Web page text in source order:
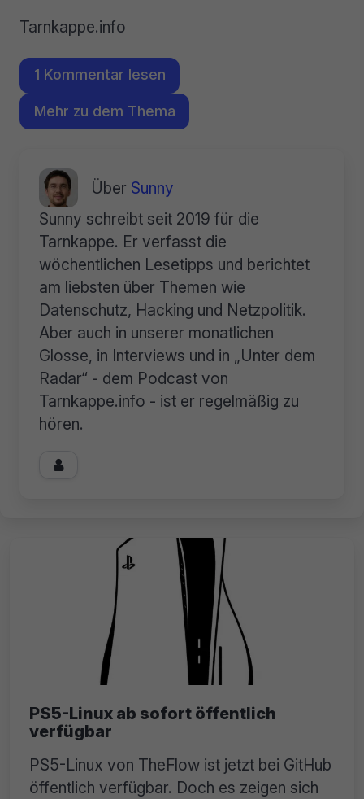
Tarnkappe.info
1 Kommentar lesen
Mehr zu dem Thema
Über Sunny
Sunny schreibt seit 2019 für die
Tarnkappe. Er verfasst die
wöchentlichen Lesetipps und berichtet
am liebsten über Themen wie
Datenschutz, Hacking und Netzpolitik.
Aber auch in unserer monatlichen
Glosse, in Interviews und in „Unter dem
Radar“ - dem Podcast von
Tarnkappe.info - ist er regelmäßig zu
hören.

PS5-Linux ab sofort öffentlich
verfügbar
PS5-Linux von TheFlow ist jetzt bei GitHub
öffentlich verfügbar. Doch es zeigen sich